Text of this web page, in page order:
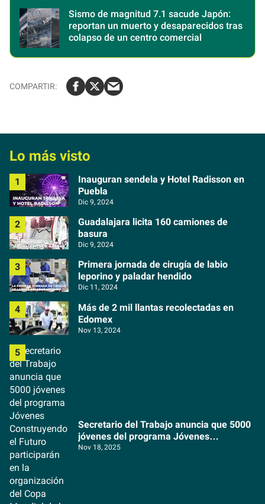
Sismo de magnitud 7.1 sacude Japón:
reportan un muerto y desaparecidos tras
colapso de un centro comercial
Lo más visto
Inauguran sendela y Hotel Radisson en
Puebla
Dic 9, 2024
Guadalajara licita 160 camiones de
basura
Dic 9, 2024
Primera jornada de cirugía de labio
leporino y paladar hendido
Dic 11, 2024
Más de 2 mil llantas recolectadas en
Edomex
Nov 13, 2024
Secretario del Trabajo anuncia que 5000
jóvenes del programa Jóvenes
Construyendo el Futuro participarán en la
Nov 18, 2025